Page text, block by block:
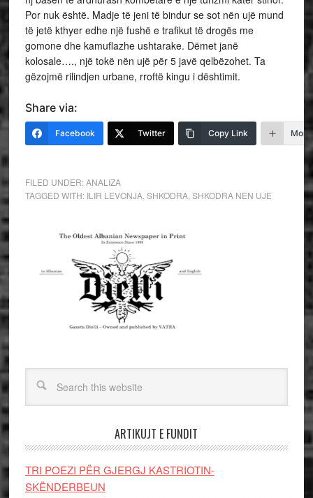
Por nuk është. Madje të jeni të bindur se sot nën ujë mund
të jetë kthyer edhe një fushë e trafikut të drogës me
gomone dhe kamuflazhe ushtarake. Dëmet janë
kolosale…., një tokë nën ujë për 5 javë qelbëzohet. Ta
gëzojmë rilindjen urbane, rroftë kingu i dështimit.
Share via:
Facebook Twitter Copy Link More
FILED UNDER:ANALIZA
TAGGED WITH: ILIR LEVONJA, SHKODRA, SHKODRA NEN UJE
ARTIKUJT E FUNDIT
TRI POEZI PËR GJERGJ KASTRIOTIN-
SKËNDERBEUN